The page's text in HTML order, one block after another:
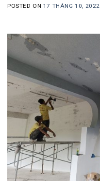
POSTED ON 17 THÁNG 10, 2022